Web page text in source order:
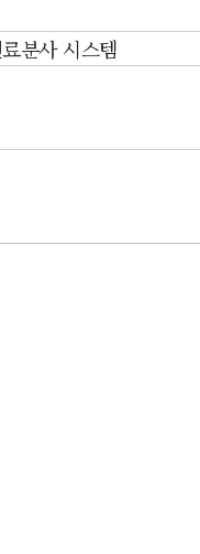
분사 시스템